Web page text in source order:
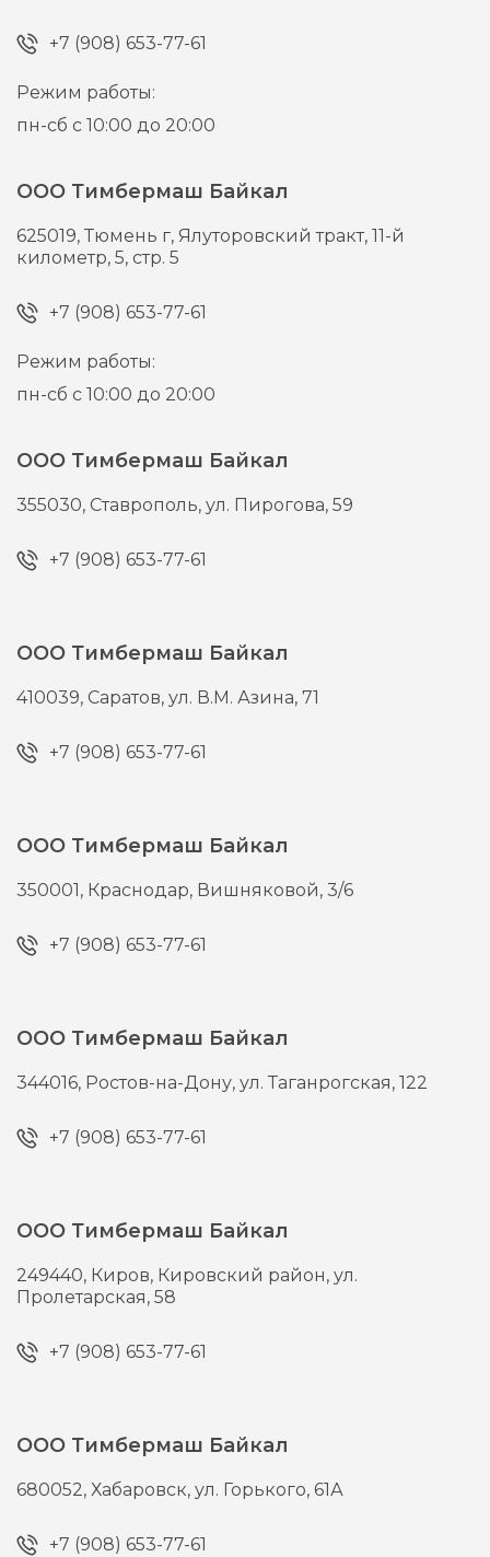
+7 (908) 653-77-61
Режим работы:
пн-сб с 10:00 до 20:00
ООО Тимбермаш Байкал
625019,Тюмень г, Ялуторовский тракт, 11-й
километр, 5, стр. 5
+7 (908) 653-77-61
Режим работы:
пн-сб с 10:00 до 20:00
ООО Тимбермаш Байкал
355030, Ставрополь,ул. Пирогова, 59
+7 (908) 653-77-61
ООО Тимбермаш Байкал
410039, Саратов,ул. В.М. Азина, 71
+7 (908) 653-77-61
ООО Тимбермаш Байкал
350001, Краснодар, Вишняковой, 3/6
+7 (908) 653-77-61
ООО Тимбермаш Байкал
344016, Ростов-на-Дону,ул. Таганрогская, 122
+7 (908) 653-77-61
ООО Тимбермаш Байкал
249440, Киров, Кировский район, ул.
Пролетарская, 58
+7 (908) 653-77-61
ООО Тимбермаш Байкал
680052,Хабаровск,ул. Горького, 61А
+7 (908) 653-77-61